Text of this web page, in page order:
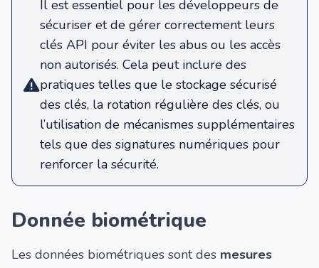
Il est essentiel pour les développeurs de
sécuriser et de gérer correctement leurs
clés API pour éviter les abus ou les accès
non autorisés. Cela peut inclure des
pratiques telles que le stockage sécurisé
des clés, la rotation régulière des clés, ou
l’utilisation de mécanismes supplémentaires
tels que des signatures numériques pour
renforcer la sécurité.
Donnée biométrique
Les données biométriques sont des mesures